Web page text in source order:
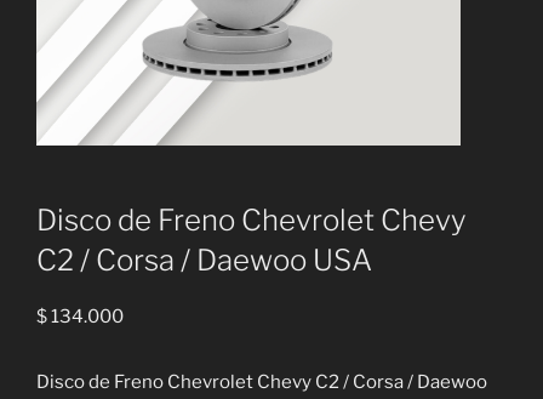
Disco de Freno Chevrolet Chevy
C2 / Corsa / Daewoo USA
$134.000
Disco de Freno Chevrolet Chevy C2 / Corsa / Daewoo